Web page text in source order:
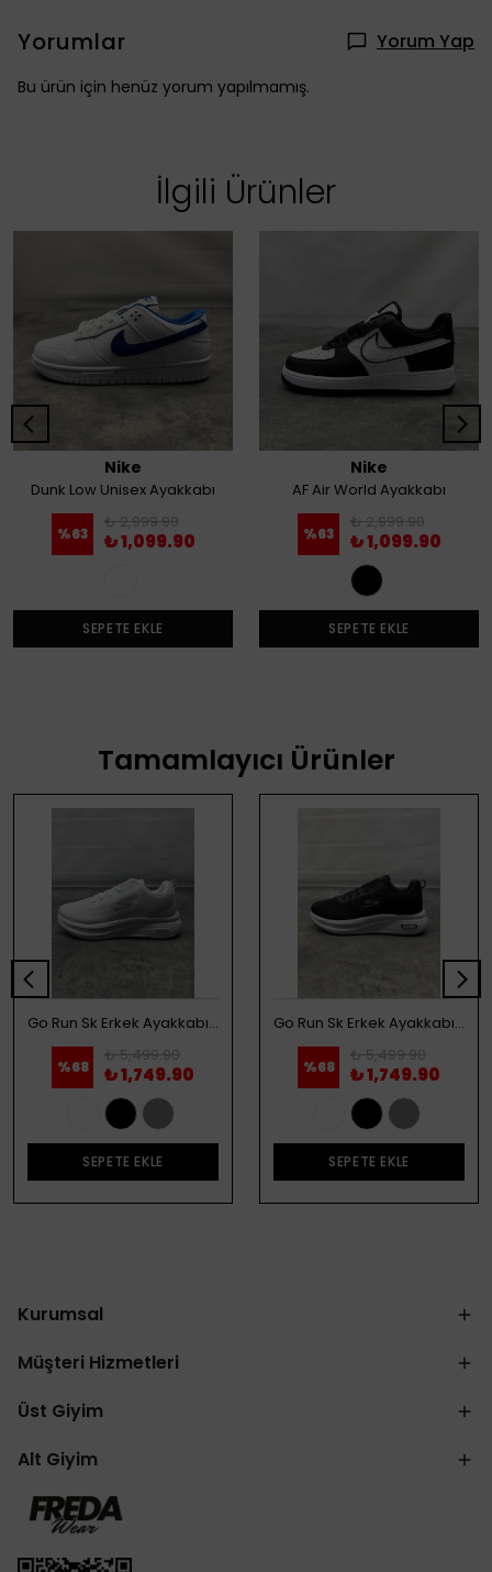
Yorumlar Yorum Yap
Bu ürün için henüz yorum yapılmamış.
İlgili Ürünler
Nike
Dunk Low Unisex Ayakkabı
%63
₺ 2,999.90
₺ 1,099.90
SEPETE EKLE
Nike
AF Air World Ayakkabı
%63
₺ 2,999.90
₺ 1,099.90
SEPETE EKLE
Tamamlayıcı Ürünler
Go Run Sk Erkek Ayakkabı - Beyaz
%68
₺ 5,499.90
₺ 1,749.90
SEPETE EKLE
Go Run Sk Erkek Ayakkabı - Siyah
%68
₺ 5,499.90
₺ 1,749.90
SEPETE EKLE
Kurumsal
Müşteri Hizmetleri
Üst Giyim
Alt Giyim